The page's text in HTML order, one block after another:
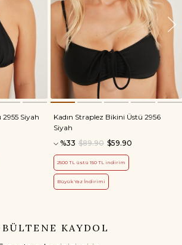
Siyah
Kadın Straplez Bikini Üstü 2956
Siyah
%33
$59.90
$89.90
2500 TL üstü 150 TL indirim
Büyük Yaz İndirimi
KAYDOL